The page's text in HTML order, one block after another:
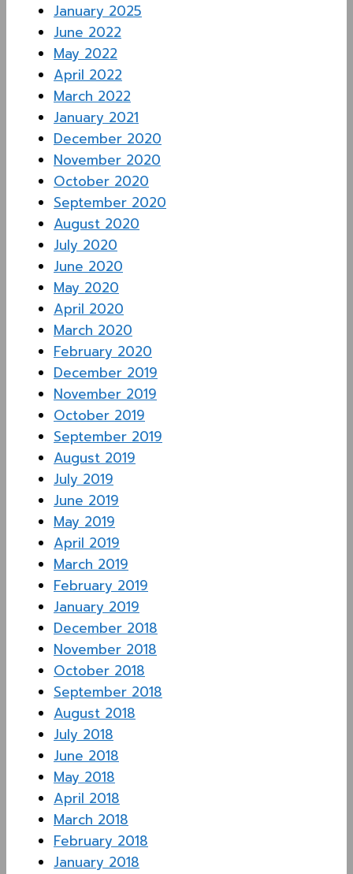
January 2025
June 2022
May 2022
April 2022
March 2022
January 2021
December 2020
November 2020
October 2020
September 2020
August 2020
July 2020
June 2020
May 2020
April 2020
March 2020
February 2020
December 2019
November 2019
October 2019
September 2019
August 2019
July 2019
June 2019
May 2019
April 2019
March 2019
February 2019
January 2019
December 2018
November 2018
October 2018
September 2018
August 2018
July 2018
June 2018
May 2018
April 2018
March 2018
February 2018
January 2018